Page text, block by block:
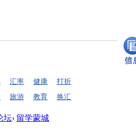
汇率 健康
打折
旅游 教育 换汇
坛› 留学蒙城